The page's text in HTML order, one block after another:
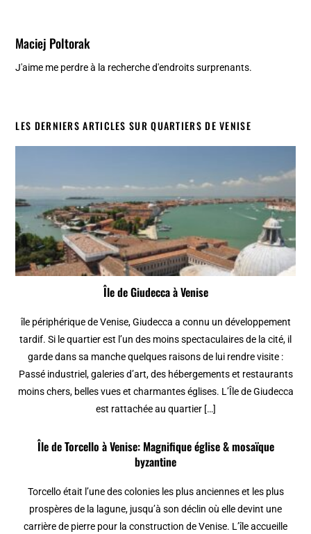
Maciej Poltorak
J'aime me perdre à la recherche d'endroits surprenants.
LES DERNIERS ARTICLES SUR QUARTIERS DE VENISE
Île de Giudecca à Venise
île périphérique de Venise, Giudecca a connu un développement
tardif. Si le quartier est l’un des moins spectaculaires de la cité, il
garde dans sa manche quelques raisons de lui rendre visite :
Passé industriel, galeries d’art, des hébergements et restaurants
moins chers, belles vues et charmantes églises. L’Île de Giudecca
est rattachée au quartier […]
Île de Torcello à Venise: Magnifique église & mosaïque
byzantine
Torcello était l’une des colonies les plus anciennes et les plus
prospères de la lagune, jusqu’à son déclin où elle devint une
carrière de pierre pour la construction de Venise. L’île accueille